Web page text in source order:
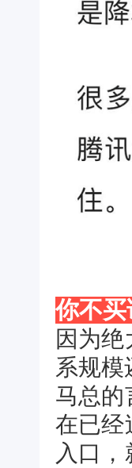
你不买
因为
系规模
马总的
在已经
入口